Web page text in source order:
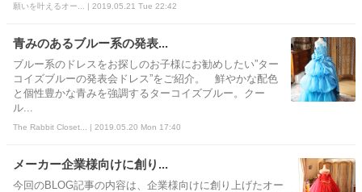
願いを叶えるオー... | 2019.05.21 Tue 22:42
青みのあるブルー系の発表...
ブルー系のドレスをお探しのお子様にお勧めしたい”ター
コイズブルーの発表会ドレス”をご紹介。 鮮やかな配色
と個性豊かな青みを強調するターコイズブルー。クー
ル...
The Rabbit Closet... | 2019.05.20 Mon 17:40
メーカー企業様向けに創り...
今回のBLOG記事の内容は、企業様向けに創り上げたオー